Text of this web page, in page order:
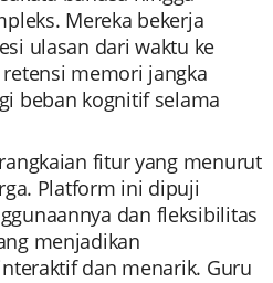
Mereka bekerja
ulasan dari waktu ke
memori jangka
beban kognitif selama
fitur yang menurut
Platform ini dipuji
dan fleksibilitas
menjadikan
dan menarik. Guru